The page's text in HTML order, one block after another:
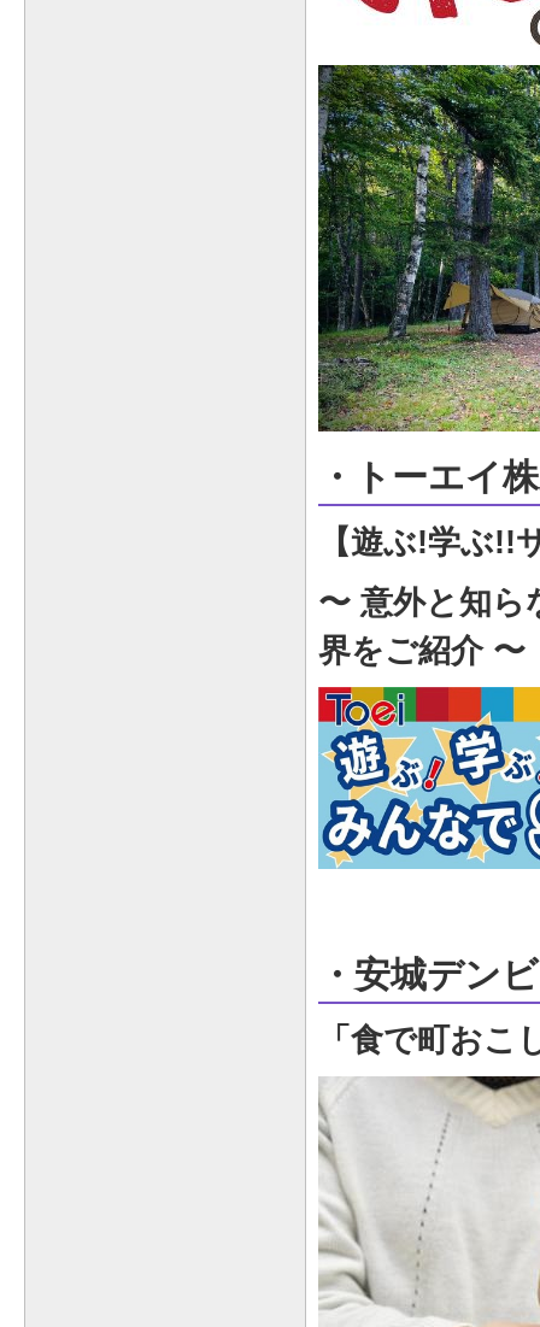
・トーエイ
【遊ぶ!学ぶ!!
〜 意外と知ら
界をご紹介 〜
・安城デン
「食で町おこ